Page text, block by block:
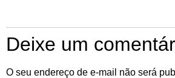
Deixe um
O seu endereço de e-mail não será